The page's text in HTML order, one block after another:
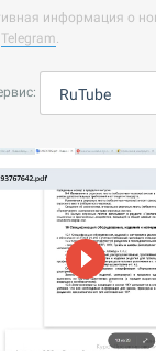
информация о
Telegram.
RuTube